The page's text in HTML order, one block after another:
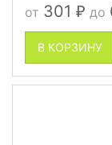
от 301 ₽ до
В КОРЗИНУ